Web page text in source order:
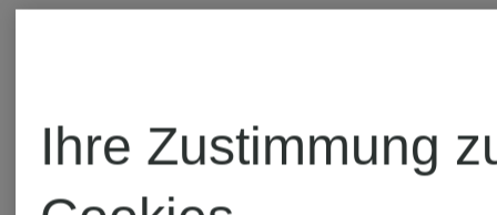
Kategorien
Smith
Ihre Zustimmung